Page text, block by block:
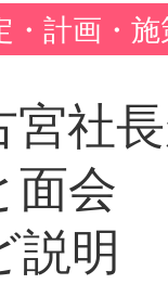
・計画・
社
面会
説明